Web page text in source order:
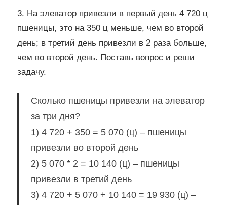
3. На элеватор привезли в первый день 4 720 ц
пшеницы, это на 350 ц меньше, чем во второй
день; в третий день привезли в 2 раза больше,
чем во второй день. Поставь вопрос и реши
задачу.
Сколько пшеницы привезли на элеватор
за три дня?
1) 4 720 + 350 = 5 070 (ц) – пшеницы
привезли во второй день
2) 5 070 * 2 = 10 140 (ц) – пшеницы
привезли в третий день
3) 4 720 + 5 070 + 10 140 = 19 930 (ц) –